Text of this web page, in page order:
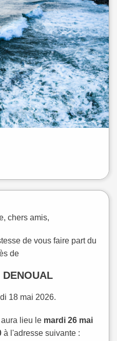
chers amis,
de vous faire part du
de
18 mai 2026.
lieu le mardi 26 mai
à l'adresse suivante :